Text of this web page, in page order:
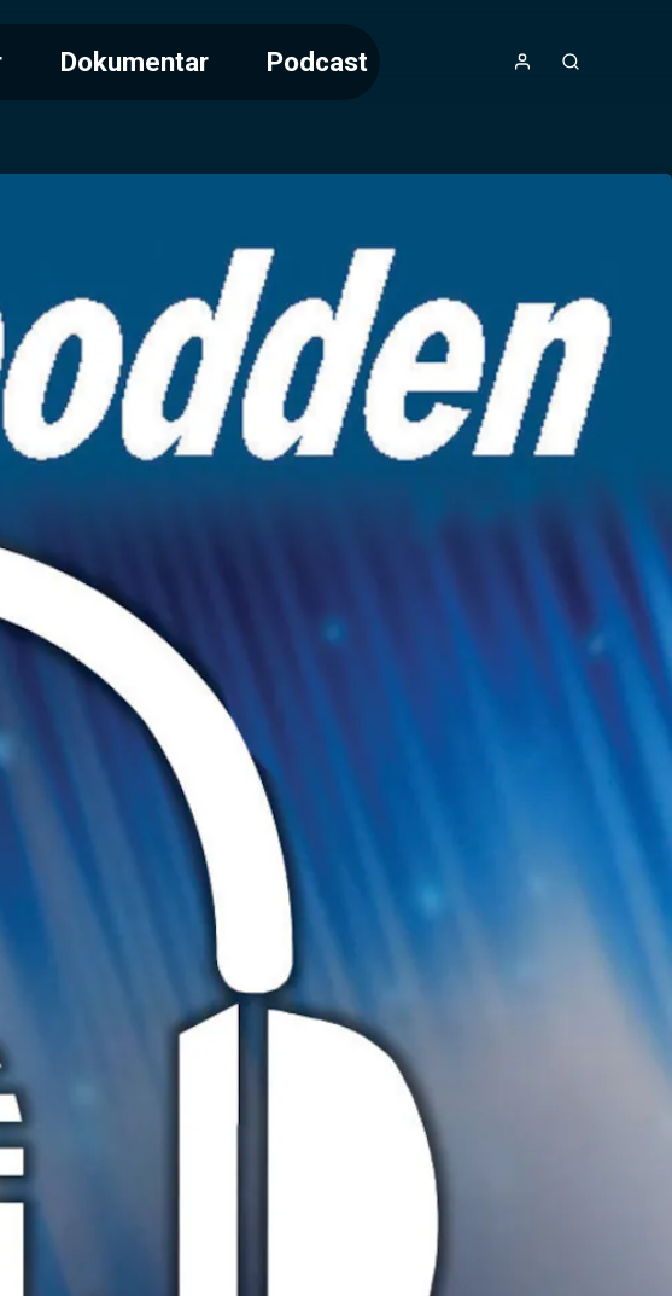
Dokumentar Podcast